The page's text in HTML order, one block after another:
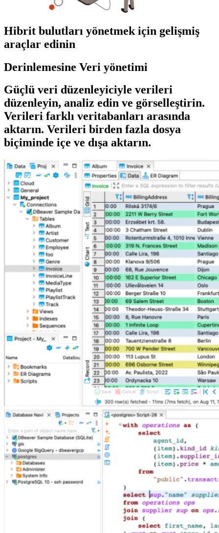
Hibrit bulutları yönetmek için gelişmiş
araçlar edinin
Derinlemesine Veri yönetimi
Güçlü veri düzenleyiciyle verileri
düzenleyin, analiz edin ve görselleştirin.
Verileri farklı veritabanları arasında
aktarın. Verileri birden fazla dosya
biçiminde içe ve dışa aktarın.